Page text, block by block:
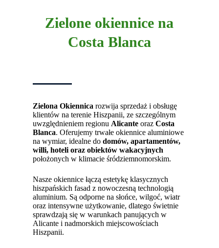
Zielone okiennice na
Costa Blanca
Zielona Okiennica rozwija sprzedaż i obsługę
klientów na terenie Hiszpanii, ze szczególnym
uwzględnieniem regionu Alicanteoraz Costa
Blanca. Oferujemy trwałe okiennice aluminiowe
na wymiar, idealne do domów, apartamentów,
willi, hoteli oraz obiektów wakacyjnych
położonych w klimacie śródziemnomorskim.
Nasze okiennice łączą estetykę klasycznych
hiszpańskich fasad z nowoczesną technologią
aluminium. Są odporne na słońce, wilgoć, wiatr
oraz intensywne użytkowanie, dlatego świetnie
sprawdzają się w warunkach panujących w
Alicante i nadmorskich miejscowościach
Hiszpanii.